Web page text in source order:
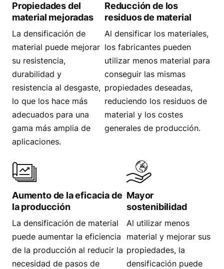
Propiedades del
material mejoradas
La densificación de
material puede mejorar
su resistencia,
durabilidad y
resistencia al desgaste,
lo que los hace más
adecuados para una
gama más amplia de
aplicaciones.
Reducción de los
residuos de material
Al densificar los materiales,
los fabricantes pueden
utilizar menos material para
conseguir las mismas
propiedades deseadas,
reduciendo los residuos de
material y los costes
generales de producción.
Aumento de la eficacia de
la producción
La densificación de material
puede aumentar la eficiencia
de la producción al reducir la
necesidad de pasos de
Mayor
sostenibilidad
Al utilizar menos
material y mejorar sus
propiedades, la
densificación puede